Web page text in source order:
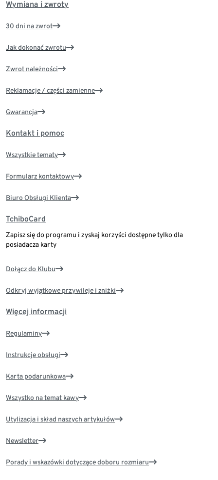
Wymiana i zwroty
30 dni na zwrot
Jak dokonać zwrotu
Zwrot należności
Reklamacje / części zamienne
Gwarancja
Kontakt i pomoc
Wszystkie tematy
Formularz kontaktowy
Biuro Obsługi Klienta
TchiboCard
Zapisz się do programu i zyskaj korzyści dostępne tylko dla
posiadacza karty
Dołącz do Klubu
Odkryj wyjątkowe przywileje i zniżki
Więcej informacji
Regulaminy
Instrukcje obsługi
Karta podarunkowa
Wszystko na temat kawy
Utylizacja i skład naszych artykułów
Newsletter
Porady i wskazówki dotyczące doboru rozmiaru